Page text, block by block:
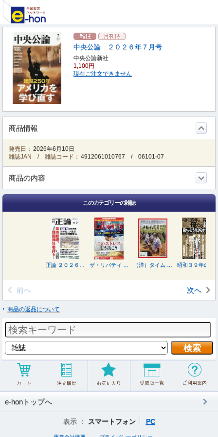
中央公論 ２０２６年７月号
中央公論新社
1,100円
現在ご注文できません
商品情報
発売日： 2026年6月10日
雑誌JAN / 雑誌コード： 4912061010767 /06101-07
商品の内容
このカテゴリーの雑誌
前へ 次へ
商品の返品について
e-honトップへ
表示 ： スマートフォン PC